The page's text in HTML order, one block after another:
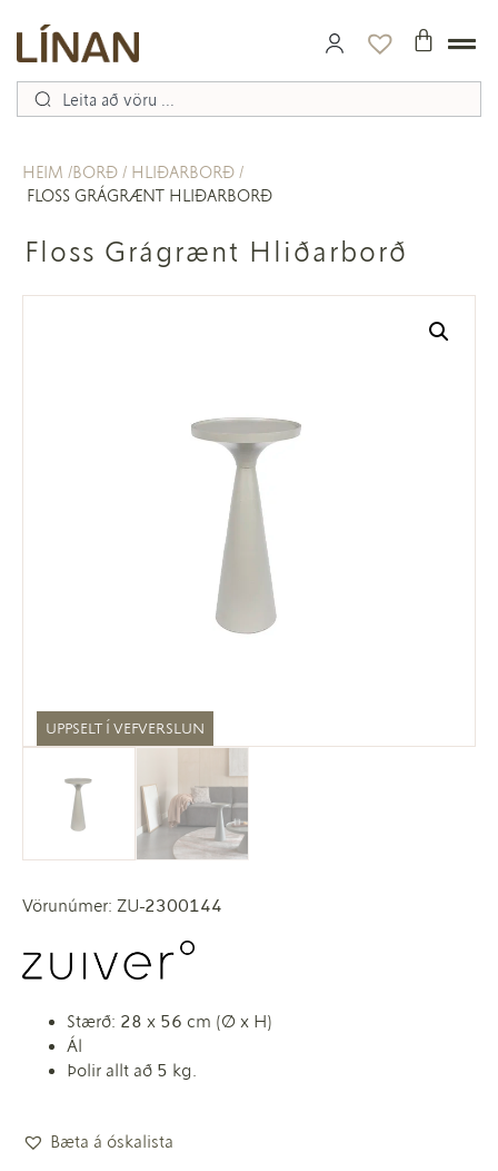
HEIM BORÐ
HLIÐARBORÐ
FLOSS GRÁGRÆNT HLIÐARBORÐ
Floss Grágrænt Hliðarborð
UPPSELT Í VEFVERSLUN
Vörunúmer: ZU-2300144
Stærð: 28 x 56 cm (Ø x H)
Ál
Þolir allt að 5 kg.
Bæta á óskalista